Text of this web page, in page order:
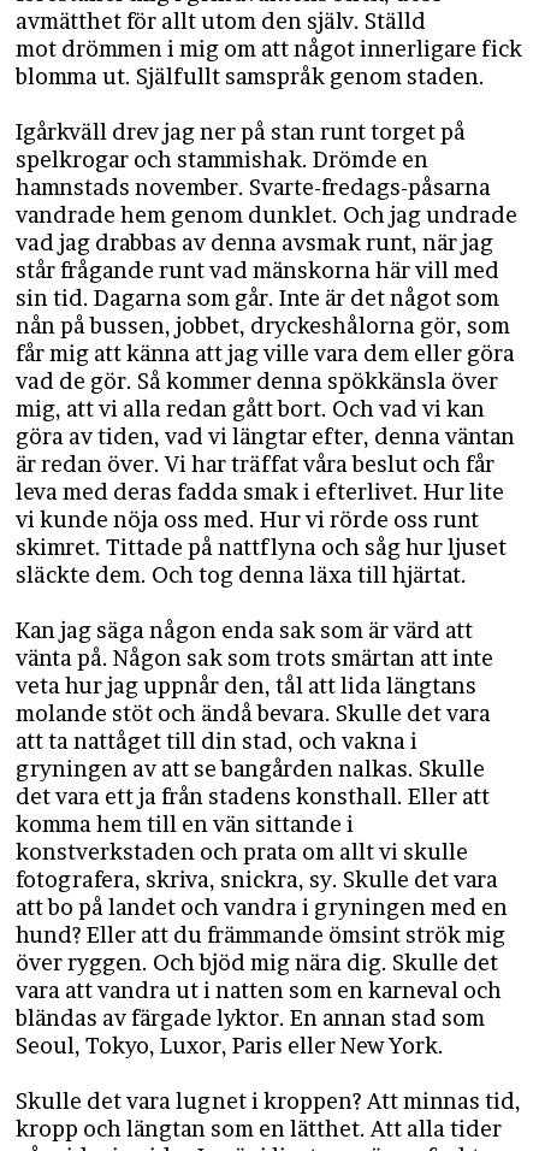
avmätthet för allt utom den själv. Ställd
mot drömmen i mig om att något innerligare fick
blomma ut. Själfullt samspråk genom staden.
Igårkväll drev jag ner på stan runt torget på
spelkrogar och stammishak. Drömde en
hamnstads november. Svarte-fredags-påsarna
vandrade hem genom dunklet. Och jag undrade
vad jag drabbas av denna avsmak runt, när jag
står frågande runt vad mänskorna här vill med
sin tid. Dagarna som går. Inte är det något som
nån på bussen, jobbet, dryckeshålorna gör, som
får mig att känna att jag ville vara dem eller göra
vad de gör. Så kommer denna spökkänsla över
mig, att vi alla redan gått bort. Och vad vi kan
göra av tiden, vad vi längtar efter, denna väntan
är redan över. Vi har träffat våra beslut och får
leva med deras fadda smak i efterlivet. Hur lite
vi kunde nöja oss med. Hur vi rörde oss runt
skimret. Tittade på nattflyna och såg hur ljuset
släckte dem. Och tog denna läxa till hjärtat.
Kan jag säga någon enda sak som är värd att
vänta på. Någon sak som trots smärtan att inte
veta hur jag uppnår den, tål att lida längtans
molande stöt och ändå bevara. Skulle det vara
att ta nattåget till din stad, och vakna i
gryningen av att se bangården nalkas. Skulle
det vara ett ja från stadens konsthall. Eller att
komma hem till en vän sittande i
konstverkstaden och prata om allt vi skulle
fotografera, skriva, snickra, sy. Skulle det vara
att bo på landet och vandra i gryningen med en
hund? Eller att du främmande ömsint strök mig
över ryggen. Och bjöd mig nära dig. Skulle det
vara att vandra ut i natten som en karneval och
bländas av färgade lyktor. En annan stad som
Seoul, Tokyo, Luxor, Paris eller New York.
Skulle det vara lugnet i kroppen? Att minnas tid,
kropp och längtan som en lätthet. Att alla tider